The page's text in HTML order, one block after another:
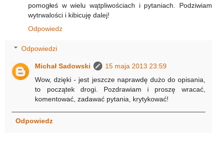
pomogłeś w wielu wątpliwościach i pytaniach. Podziwiam
wytrwalości i kibicuję dalej!
Odpowiedz
Odpowiedzi
Michał Sadowski
15 maja 2013 23:59
Wow, dzięki - jest jeszcze naprawdę dużo do opisania,
to początek drogi. Pozdrawiam i proszę wracać,
komentować, zadawać pytania, krytykować!
Odpowiedz